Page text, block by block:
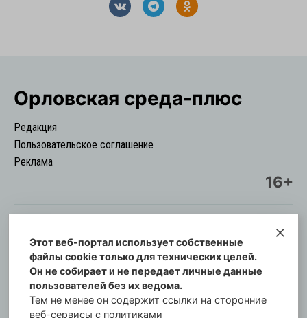
Орловская cреда-плюс
Редакция
Пользовательское соглашение
Реклама
16+
© Информационный городской портал
Орловская cреда-плюс, 2021-2026
Свидетельство о регистрации СМИ: ПИ №57-
00254 от 29 октября 2013 г.
Газета зарегистрирована Управлением
Этот веб-портал использует собственные
файлы cookie только для технических целей.
Он не собирает и не передает личные данные
пользователей без их ведома.
Тем не менее он содержит ссылки на сторонние
веб-сервисы с политиками